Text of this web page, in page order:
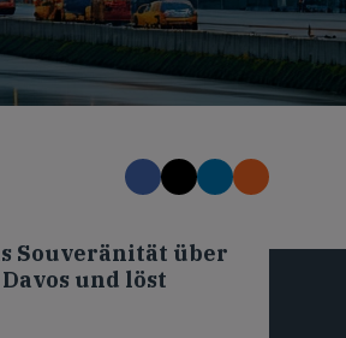
Souveränität über
und löst